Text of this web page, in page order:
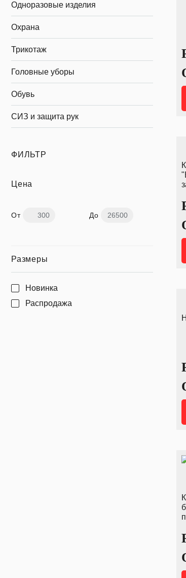
Одноразовые изделия
Охрана
Трикотаж
Головные уборы
Обувь
СИЗ и защита рук
ФИЛЬТР
Цена
От До
Размеры
Новинка
Распродажа